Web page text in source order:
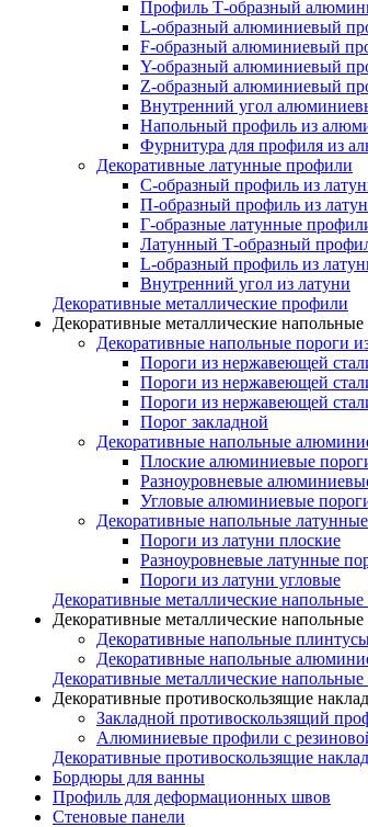
Профиль Т-образный
L-образный алюминиевый
F-образный алюминиевый
Y-образный алюминиевый
Z-образный алюминиевый
Внутренний угол
Напольный профиль из
Фурнитура для профиля из
Декоративные латунные профили
C-образный профиль из
П-образный профиль из
Г-образные латунные
Латунный Т-образный
L-образный профиль из
Внутренний угол из латуни
Декоративные металлические профили
Декоративные металлические
Декоративные напольные пороги
Пороги из нержавеющей
Пороги из нержавеющей
Пороги из нержавеющей
Порог закладной
Декоративные напольные
Плоские алюминиевые
Разноуровневые
Угловые алюминиевые
Декоративные напольные
Пороги из латуни плоские
Разноуровневые латунные
Пороги из латуни угловые
Декоративные металлические
Декоративные металлические
Декоративные напольные
Декоративные напольные
Декоративные металлические
Декоративные противоскользящие
Закладной противоскользящий
Алюминиевые профили с
Декоративные противоскользящие
Бордюры для ванны
Профиль для деформационных швов
Стеновые панели